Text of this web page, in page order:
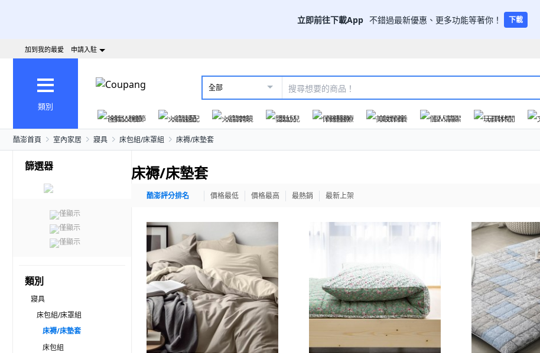
立即前往下載App 不錯過最新優惠、更多功能等著你！ 下載
加到我的最愛 申請入駐
類別
全部
爸氣父親節
火箭速配 火箭跨境 嬰幼兒 保健醫療 美妝保養 個人清潔 玩具休閒
酷澎首頁 室內家居 寢具 床包組/床罩組 床褥/床墊套
篩選器
僅顯示
僅顯示
僅顯示
類別
寢具
床包組/床罩組
床褥/床墊套
床包組
床褥/床墊套
酷澎評分排名 價格最低 價格最高 最熱銷 最新上架